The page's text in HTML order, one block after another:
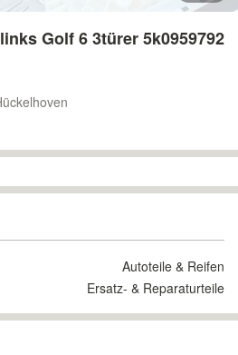
Golf 6 3türer 5k0959792
Autoteile & Reifen
Ersatz- & Reparaturteile